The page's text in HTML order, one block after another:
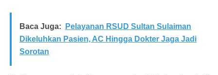
Baca Juga:
Pelayanan RSUD Sultan Sulaiman
Dikeluhkan Pasien, AC Hingga Dokter Jaga Jadi
Sorotan